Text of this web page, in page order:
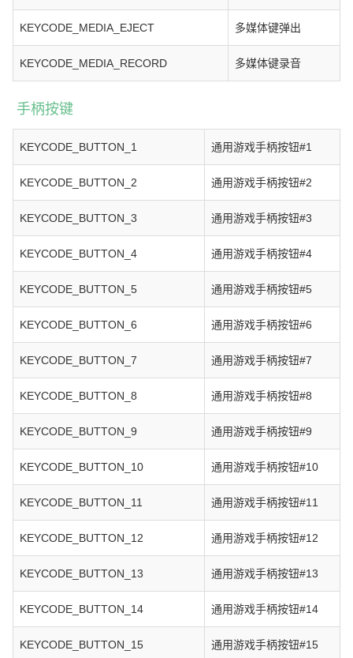
KEYCODE_MEDIA_EJECT 多媒体键弹出
KEYCODE_MEDIA_RECORD 多媒体键录音
手柄按键
KEYCODE_BUTTON_1 通用游戏手柄按钮#1
KEYCODE_BUTTON_2 通用游戏手柄按钮#2
KEYCODE_BUTTON_3 通用游戏手柄按钮#3
KEYCODE_BUTTON_4 通用游戏手柄按钮#4
KEYCODE_BUTTON_5 通用游戏手柄按钮#5
KEYCODE_BUTTON_6 通用游戏手柄按钮#6
KEYCODE_BUTTON_7 通用游戏手柄按钮#7
KEYCODE_BUTTON_8 通用游戏手柄按钮#8
KEYCODE_BUTTON_9 通用游戏手柄按钮#9
KEYCODE_BUTTON_10 通用游戏手柄按钮#10
KEYCODE_BUTTON_11 通用游戏手柄按钮#11
KEYCODE_BUTTON_12 通用游戏手柄按钮#12
KEYCODE_BUTTON_13 通用游戏手柄按钮#13
KEYCODE_BUTTON_14 通用游戏手柄按钮#14
KEYCODE_BUTTON_15 通用游戏手柄按钮#15